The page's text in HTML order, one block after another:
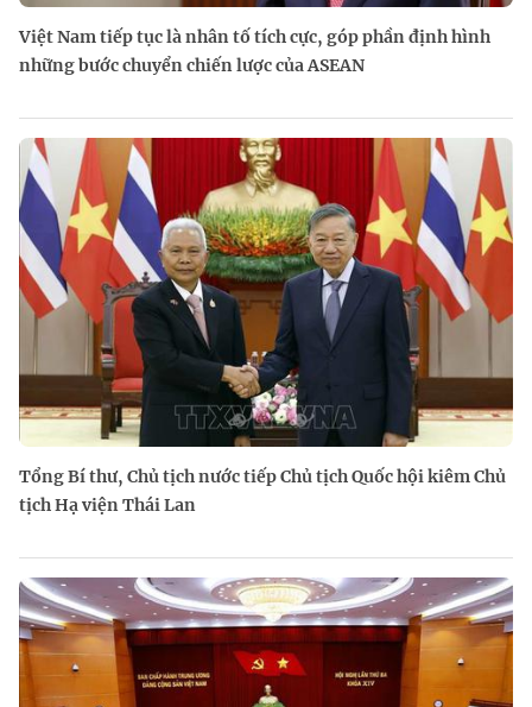
Việt Nam tiếp tục là nhân tố tích cực, góp phần định hình
những bước chuyển chiến lược của ASEAN
Tổng Bí thư, Chủ tịch nước tiếp Chủ tịch Quốc hội kiêm Chủ
tịch Hạ viện Thái Lan